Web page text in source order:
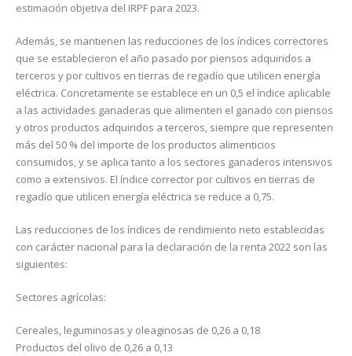
estimación objetiva del IRPF para 2023.
Además, se mantienen las reducciones de los índices correctores
que se establecieron el año pasado por piensos adquiridos a
terceros y por cultivos en tierras de regadío que utilicen energía
eléctrica. Concretamente se establece en un 0,5 el índice aplicable
a las actividades ganaderas que alimenten el ganado con piensos
y otros productos adquiridos a terceros, siempre que representen
más del 50 % del importe de los productos alimenticios
consumidos, y se aplica tanto a los sectores ganaderos intensivos
como a extensivos. El índice corrector por cultivos en tierras de
regadío que utilicen energía eléctrica se reduce a 0,75.
Las reducciones de los índices de rendimiento neto establecidas
con carácter nacional para la declaración de la renta 2022 son las
siguientes:
Sectores agrícolas:
Cereales, leguminosas y oleaginosas de 0,26 a 0,18
Productos del olivo de 0,26 a 0,13